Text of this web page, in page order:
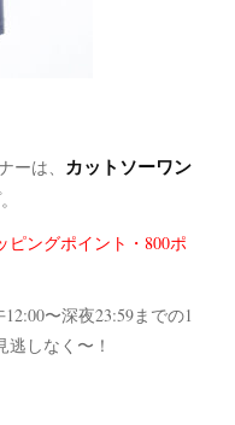
ーは、 カットソーワン
ピングポイント・800ポ
〜深夜23:59までの1
しなく〜！